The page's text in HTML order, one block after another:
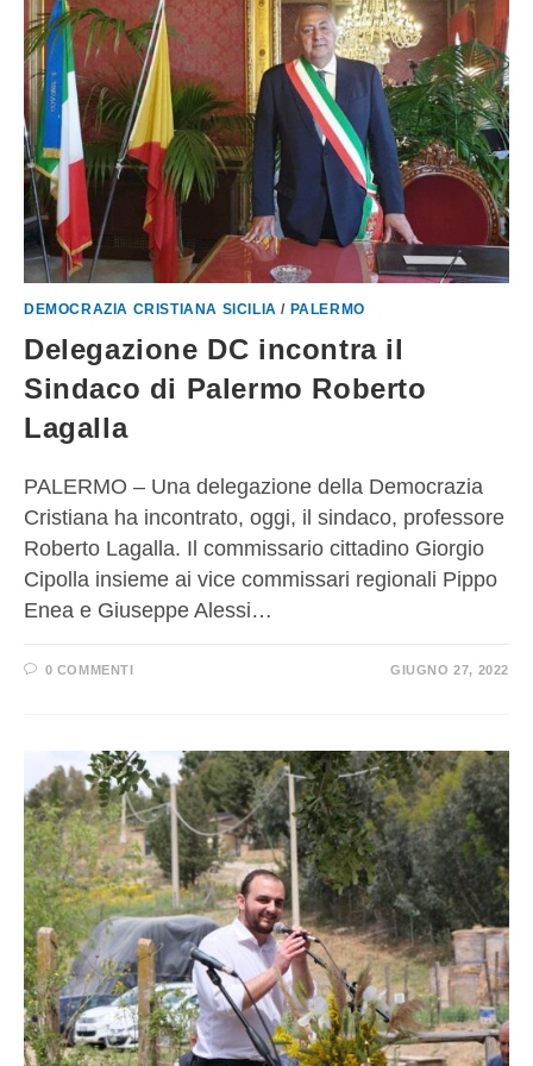
DEMOCRAZIA CRISTIANA SICILIA / PALERMO
Delegazione DC incontra il
Sindaco di Palermo Roberto
Lagalla
PALERMO – Una delegazione della Democrazia
Cristiana ha incontrato, oggi, il sindaco, professore
Roberto Lagalla. Il commissario cittadino Giorgio
Cipolla insieme ai vice commissari regionali Pippo
Enea e Giuseppe Alessi…
0 COMMENTI GIUGNO 27, 2022